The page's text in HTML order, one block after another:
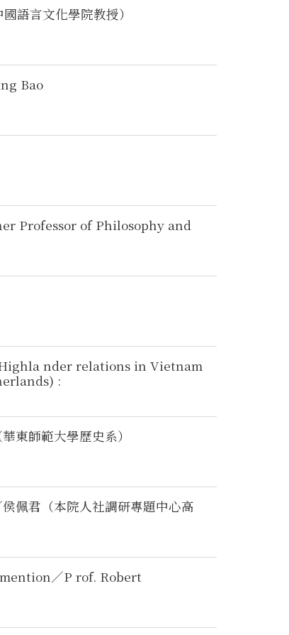
語言文化學院教授）
Bao
Professor of Philosophy and
nder relations in Vietnam
:
東師範大學歷史系）
佩君（本院人社調研專題中心高
／P rof. Robert